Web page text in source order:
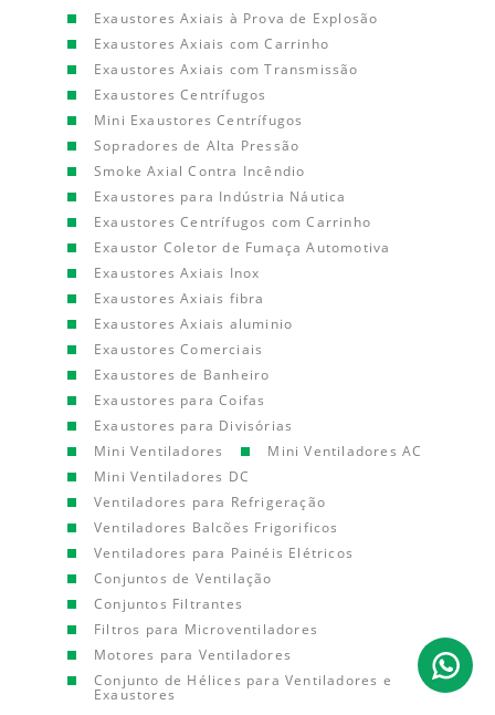
Exaustores Axiais à Prova de Explosão
Exaustores Axiais com Carrinho
Exaustores Axiais com Transmissão
Exaustores Centrífugos
Mini Exaustores Centrífugos
Sopradores de Alta Pressão
Smoke Axial Contra Incêndio
Exaustores para Indústria Náutica
Exaustores Centrífugos com Carrinho
Exaustor Coletor de Fumaça Automotiva
Exaustores Axiais Inox
Exaustores Axiais fibra
Exaustores Axiais aluminio
Exaustores Comerciais
Exaustores de Banheiro
Exaustores para Coifas
Exaustores para Divisórias
Mini Ventiladores
Mini Ventiladores AC
Mini Ventiladores DC
Ventiladores para Refrigeração
Ventiladores Balcões Frigorificos
Ventiladores para Painéis Elétricos
Conjuntos de Ventilação
Conjuntos Filtrantes
Filtros para Microventiladores
Motores para Ventiladores
Conjunto de Hélices para Ventiladores e
Exaustores